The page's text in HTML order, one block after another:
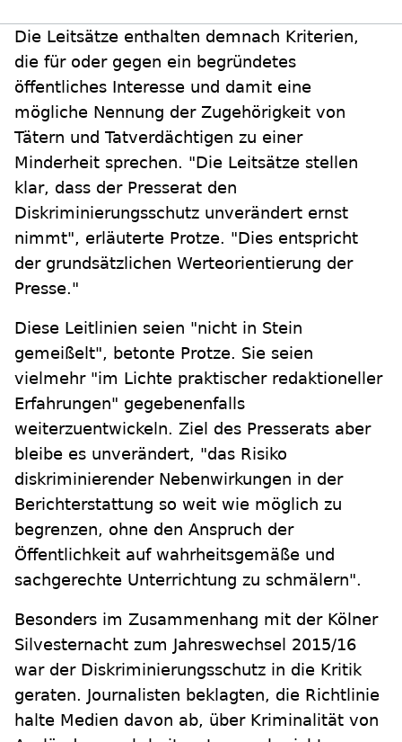
Die Leitsätze enthalten demnach Kriterien,
die für oder gegen ein begründetes
öffentliches Interesse und damit eine
mögliche Nennung der Zugehörigkeit von
Tätern und Tatverdächtigen zu einer
Minderheit sprechen. "Die Leitsätze stellen
klar, dass der Presserat den
Diskriminierungsschutz unverändert ernst
nimmt", erläuterte Protze. "Dies entspricht
der grundsätzlichen Werteorientierung der
Presse."
Diese Leitlinien seien "nicht in Stein
gemeißelt", betonte Protze. Sie seien
vielmehr "im Lichte praktischer redaktioneller
Erfahrungen" gegebenenfalls
weiterzuentwickeln. Ziel des Presserats aber
bleibe es unverändert, "das Risiko
diskriminierender Nebenwirkungen in der
Berichterstattung so weit wie möglich zu
begrenzen, ohne den Anspruch der
Öffentlichkeit auf wahrheitsgemäße und
sachgerechte Unterrichtung zu schmälern".
Besonders im Zusammenhang mit der Kölner
Silvesternacht zum Jahreswechsel 2015/16
war der Diskriminierungsschutz in die Kritik
geraten. Journalisten beklagten, die Richtlinie
halte Medien davon ab, über Kriminalität von